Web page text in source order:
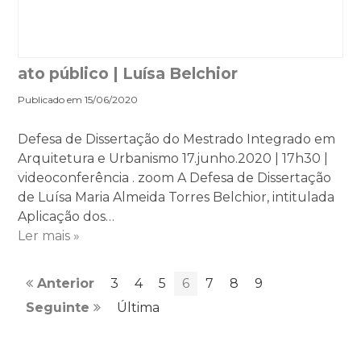
ato público | Luísa Belchior
Publicado em 15/06/2020
Defesa de Dissertação do Mestrado Integrado em
Arquitetura e Urbanismo 17.junho.2020 | 17h30 |
videoconferência . zoom A Defesa de Dissertação
de Luísa Maria Almeida Torres Belchior, intitulada
Aplicação dos…
Ler mais »
Anterior 3 4 5 6 7 8
9
Seguinte
Última